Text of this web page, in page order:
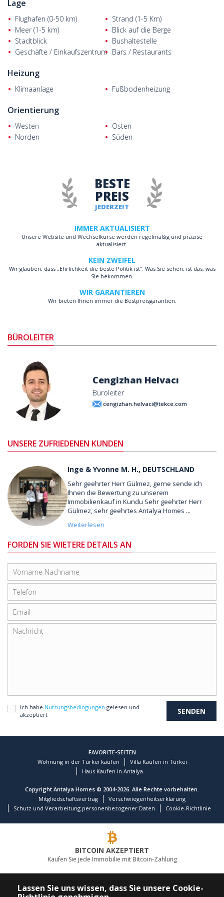
Bedarfs, wichtigen Verkehrsanbindungen und touristischen
aus.
Lage
Flughafen (0-50 km)
Strand (1-5 Km)
Meer (1-5 km)
Blick auf die Berge
Stadtblick
Bushaltestelle
Geschäfte / Einkaufszentrum Bars / Restaurants
Heizung
Klimaanlage Fußbodenheizung
Orientierung
Westen
Osten
Norden
Süden
JEDERZEIT
BESTE
PREIS
IMMER AKTUALISIERT
Unsere Website und Wechselkurse werden regelmäßig und präzise
aktualisiert.
KEIN ZWEIFEL
Wir glauben, dass „Ehrlichkeit die beste Politik ist“. Was Sie sehen, ist das, was
Sie bekommen.
WIR GARANTIEREN
Wir bieten Ihnen immer die Bestpreisgarantien.
BÜROLEITER
Cengizhan Helvacı
Büroleiter
cengizhan.helvaci@tekce.com
UNSERE ZUFRIEDENEN KUNDEN
Inge & Yvonne M. H., DEUTSCHLAND
Sehr geehrter Herr Gülmez, gerne sende ich
Ihnen die Bewertung zu unserem
Immobilienkauf in Kundu Sehr geehrter Herr
Gülmez, sehr geehrtes Antalya Homes ...
Weiterlesen
FORDEN SIE WIETERE DETAILS AN
Ich habe Nutzungsbedingungen gelesen und
akzeptiert
FAVORITE-SEITEN
Wohnung in der Türkei kaufen
Villa Kaufen in Türkei
Haus Kaufen in Antalya
Copyright Antalya Homes © 2004-2026. Alle Rechte vorbehalten.
Mitgliedschaftsvertrag
Verschwiegenheitserklärung
Schutz und Verarbeitung personenbezogener Daten
Cookie-Richtlinie
BITCOIN AKZEPTIERT
Kaufen Sie jede Immobilie mit Bitcoin-Zahlung
FÜHRENDES IMMOBILIENUNTERNEHMEN
Lassen Sie uns wissen, dass Sie unsere Cookie-